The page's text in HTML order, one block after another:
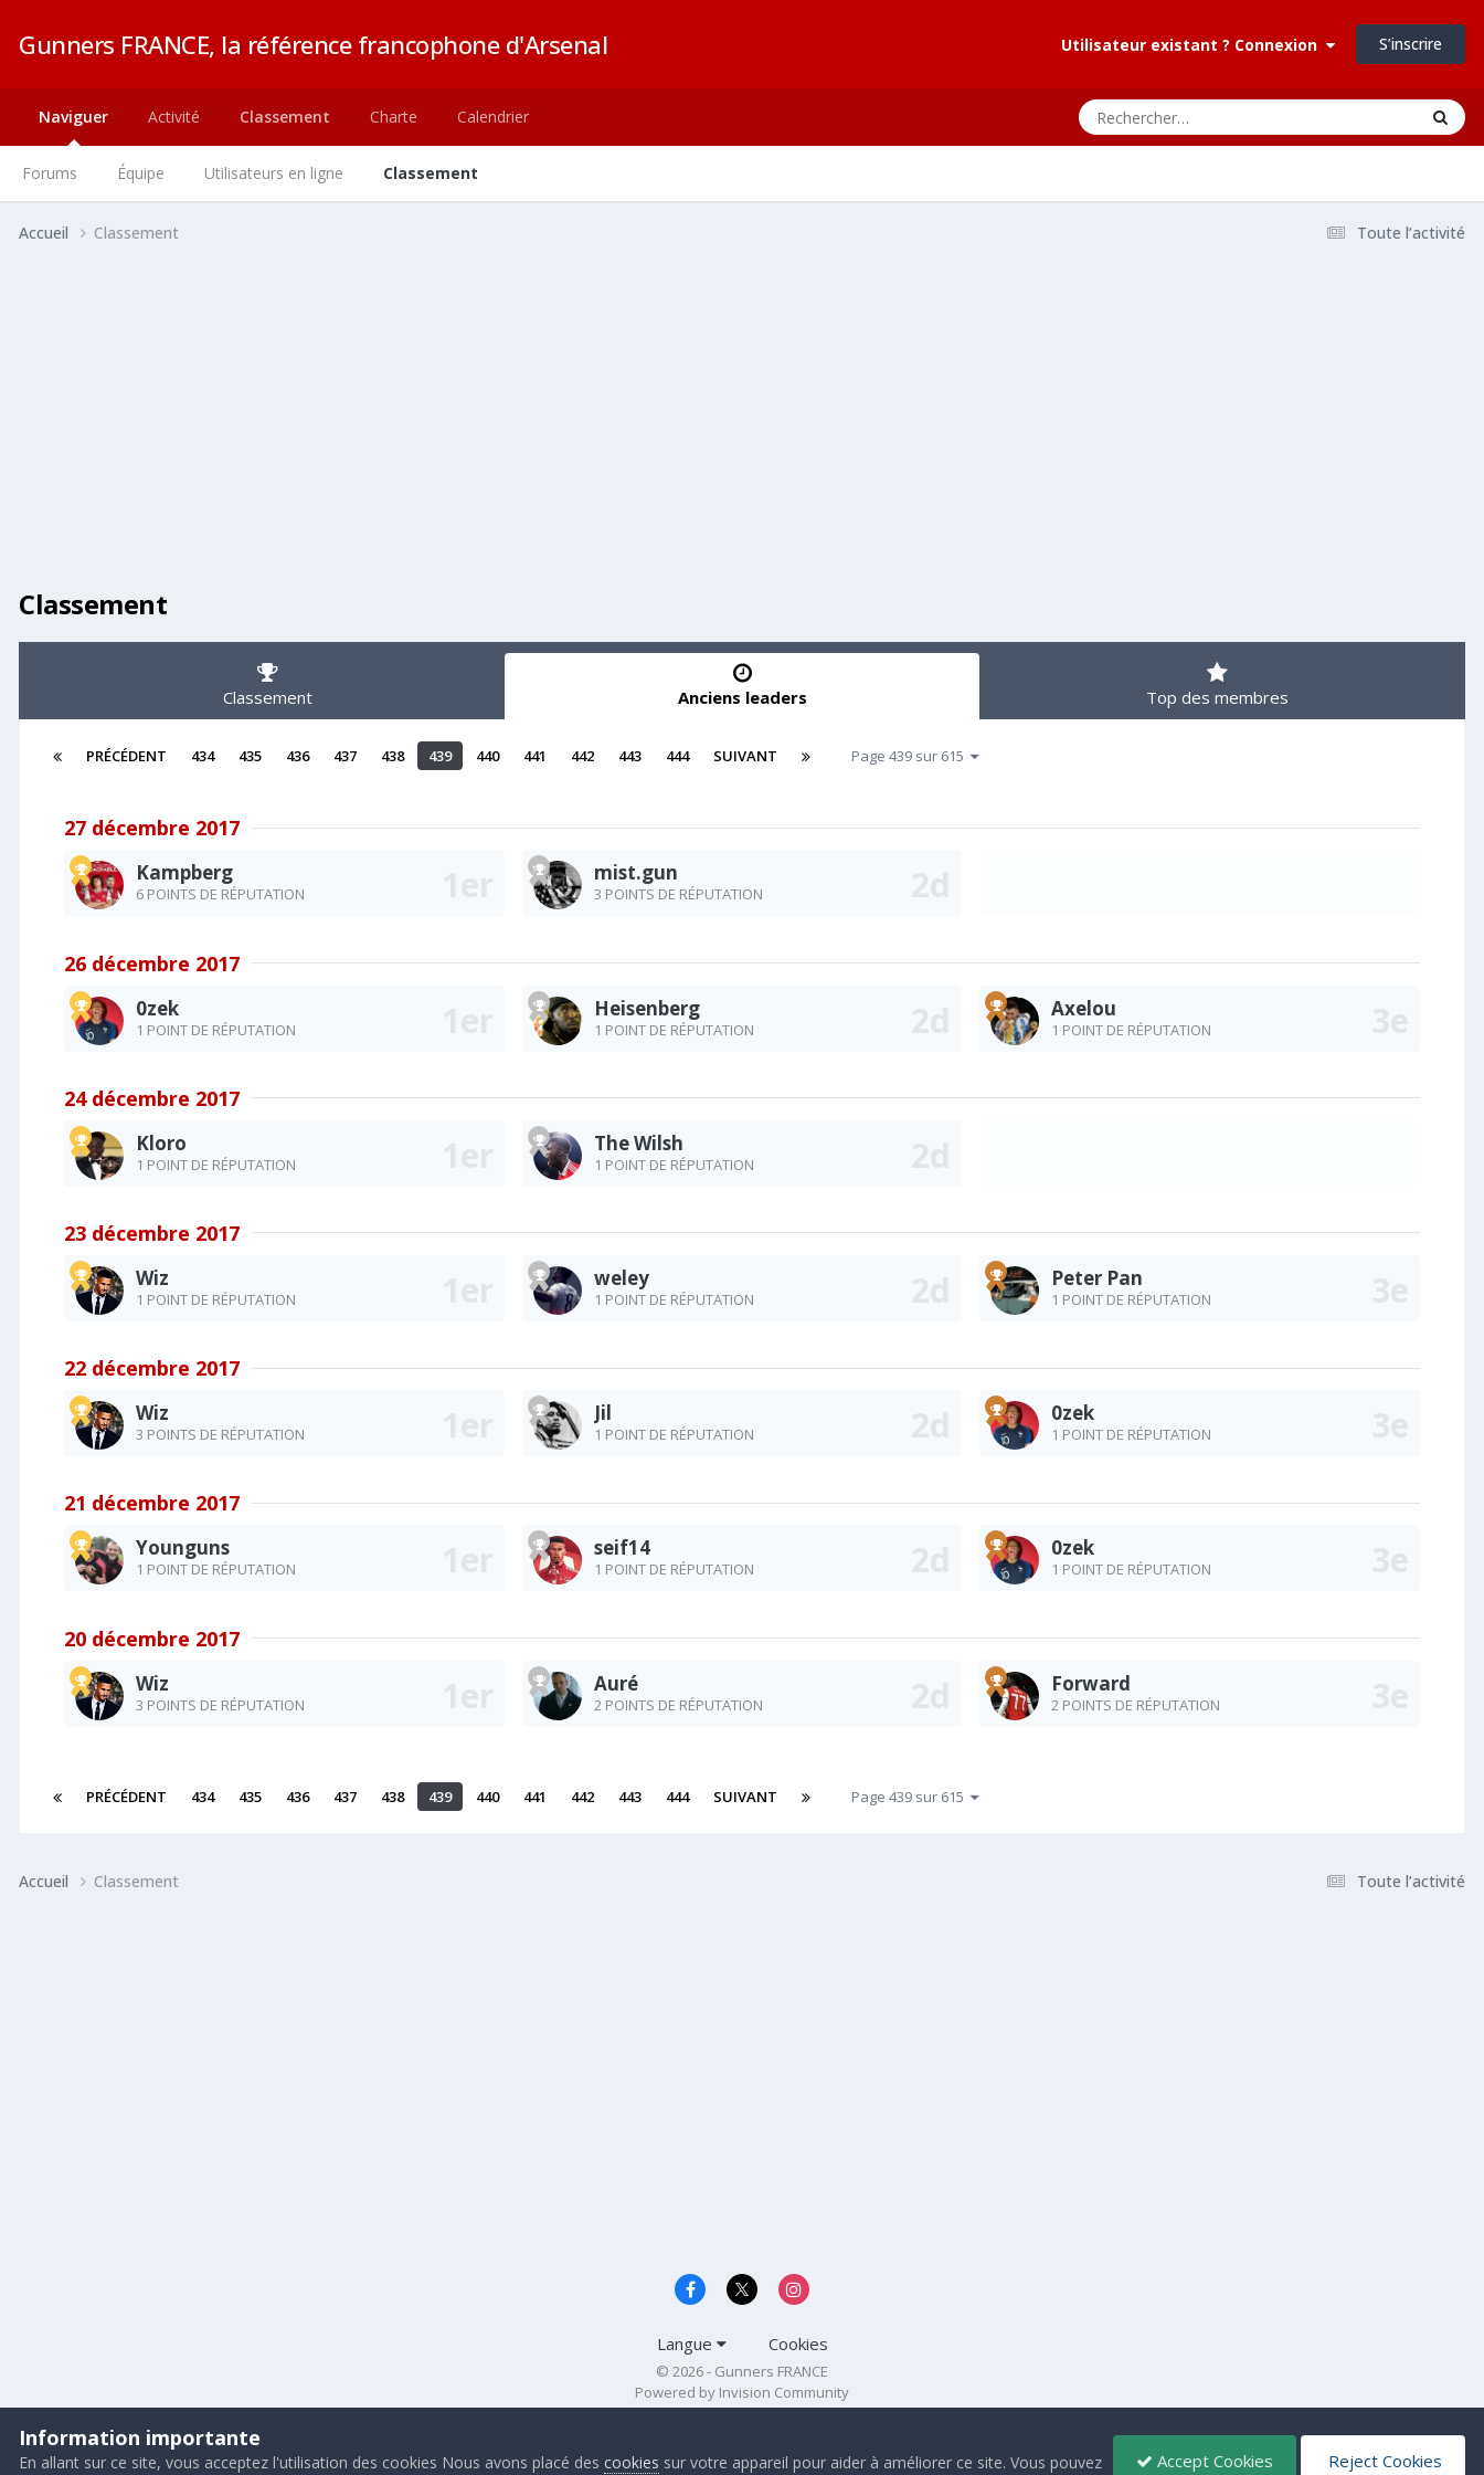
Gunners FRANCE, la référence francophone d'Arsenal Utilisateur existant ? Connexion S’inscrire
Naviguer
Forums Équipe Utilisateurs en ligne Classement
Activité Classement Charte Calendrier
Toute l’activité
Accueil Classement
Classement
Classement Anciens leaders Top des membres
PRÉCÉDENT 434 435 436 437 438 439 440 441 442 443 444 SUIVANT Page 439 sur 615
27 décembre 2017
Kampberg
6 POINTS DE RÉPUTATION
mist.gun
3 POINTS DE RÉPUTATION
26 décembre 2017
0zek
1 POINT DE RÉPUTATION
Heisenberg
1 POINT DE RÉPUTATION
Axelou
1 POINT DE RÉPUTATION
24 décembre 2017
Kloro
1 POINT DE RÉPUTATION
The Wilsh
1 POINT DE RÉPUTATION
23 décembre 2017
Wiz
1 POINT DE RÉPUTATION
weley
1 POINT DE RÉPUTATION
Peter Pan
1 POINT DE RÉPUTATION
22 décembre 2017
Wiz
3 POINTS DE RÉPUTATION
Jil
1 POINT DE RÉPUTATION
0zek
1 POINT DE RÉPUTATION
21 décembre 2017
Younguns
1 POINT DE RÉPUTATION
seif14
1 POINT DE RÉPUTATION
0zek
1 POINT DE RÉPUTATION
20 décembre 2017
Wiz
3 POINTS DE RÉPUTATION
Auré
2 POINTS DE RÉPUTATION
Forward
2 POINTS DE RÉPUTATION
PRÉCÉDENT 434 435 436 437 438 439 440 441 442 443 444 SUIVANT Page 439 sur 615
Toute l’activité
Accueil Classement
Langue Cookies
© 2026 - Gunners FRANCE
Powered by Invision Community
Information importante
En allant sur ce site, vous acceptez l'utilisation des cookies Nous avons placé des cookies sur votre appareil pour aider à améliorer ce site. Vous pouvez Accept Cookies Reject Cookies